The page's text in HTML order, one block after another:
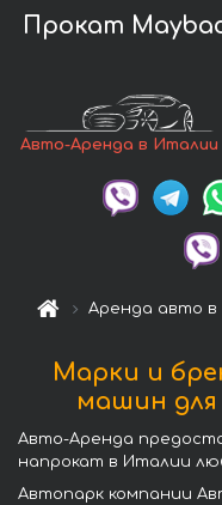
Прокат
Авто-Аренда в Италии
Аренда авто
Марки и
машин
Авто-Аренда
напрокат в Италии
Автопарк компании